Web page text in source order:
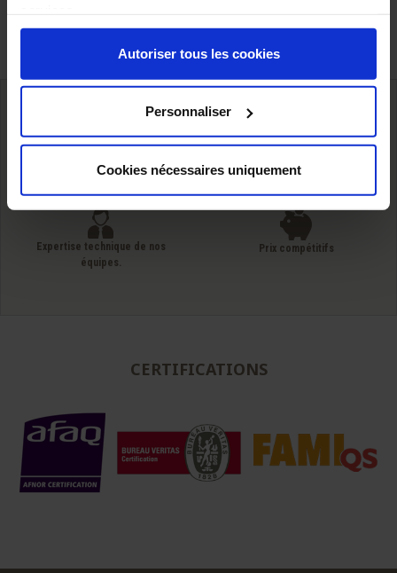
Autoriser tous les cookies
Personnaliser
Cookies nécessaires uniquement
Stockage proche de nos clients
du simple fût au camion complet
Expertise technique de nos
équipes.
Prix compétitifs
CERTIFICATIONS